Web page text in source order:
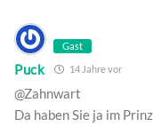
Gast
Puck 14 Jahre vor
@Zahnwart
Da haben Sie ja im